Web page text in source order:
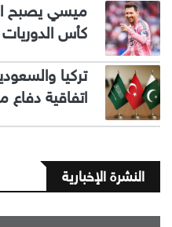
ميسي يصبح
كأس الدوريات
تركيا
اتفاقية
النشرة الإخبارية